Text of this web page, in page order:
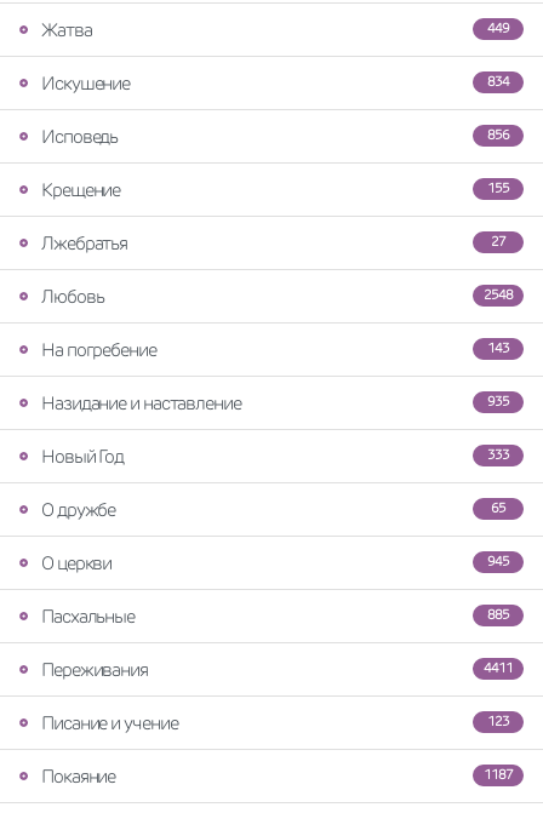
449
Жатва
834
Искушение
856
Исповедь
155
Крещение
27
Лжебратья
2548
Любовь
143
На погребение
935
Назидание и наставление
333
Новый Год
65
О дружбе
945
О церкви
885
Пасхальные
4411
Переживания
123
Писание и учение
1187
Покаяние